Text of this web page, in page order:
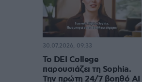
Το DEI College
παρουσιάζει τη Sophia.
Την πρώτη 24/7 βοηθό AI
30.07.2026, 09:33